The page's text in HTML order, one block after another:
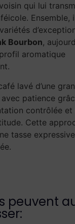
qui lui
Ensemble,
Bourbon,
aromatique
lavé d’une
patience
contrôlée et
Cette
tasse
peuvent